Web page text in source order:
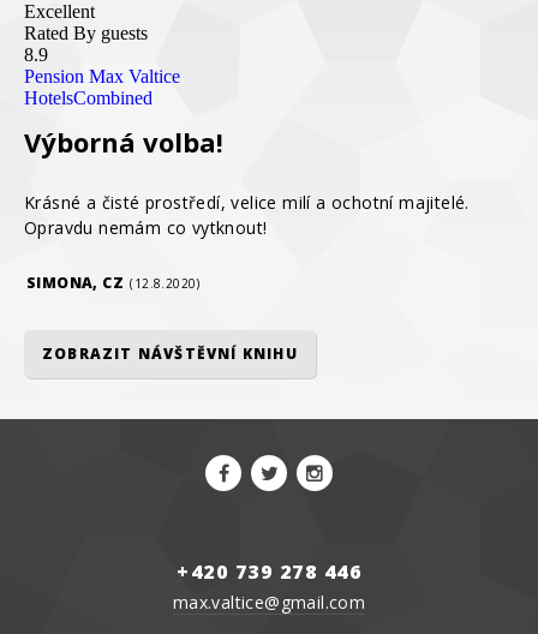
Excellent
Rated By guests
8.9
Pension Max Valtice
HotelsCombined
Výborná volba!
Krásné a čisté prostředí, velice milí a ochotní majitelé.
Opravdu nemám co vytknout!
SIMONA, CZ (12.8.2020)
ZOBRAZIT NÁVŠTĚVNÍ KNIHU
+420 739 278 446
max.valtice@gmail.com